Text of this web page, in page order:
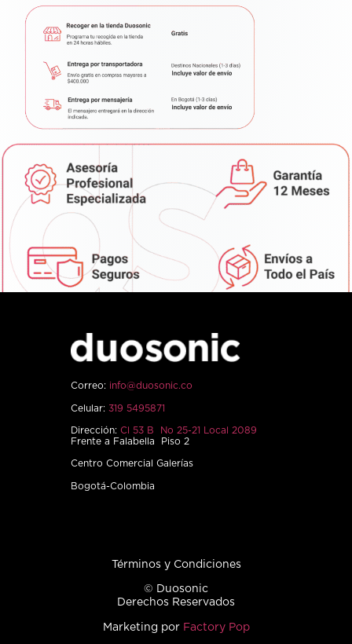
Correo: info@duosonic.co
Celular: 319 5495871
Dirección: Cl 53 B No 25-21 Local 2089
Frente a Falabella Piso 2
Centro Comercial Galerías
Bogotá-Colombia
Términos y Condiciones
© Duosonic
Derechos Reservados
Marketing por Factory Pop